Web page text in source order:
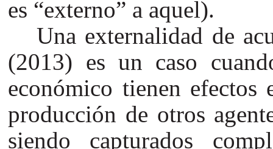
es “externo” a aquel).
Una externalidad de
(2013) es un caso
económico tienen
producción de otros
siendo capturados